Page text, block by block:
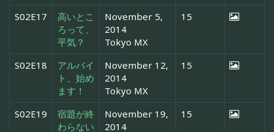
S02E17
高いとこ
ろって、
平気？
November 5,
2014
Tokyo MX
15
S02E18
アルバイ
ト、始め
ます！
November 12,
2014
Tokyo MX
15
S02E19
宿題が終
わらない
November 19,
2014
15